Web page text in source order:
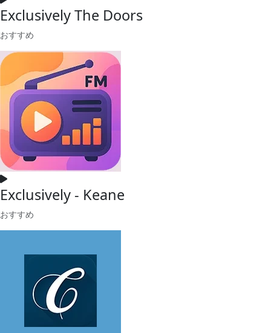
Exclusively The Doors
おすすめ
Exclusively - Keane
おすすめ